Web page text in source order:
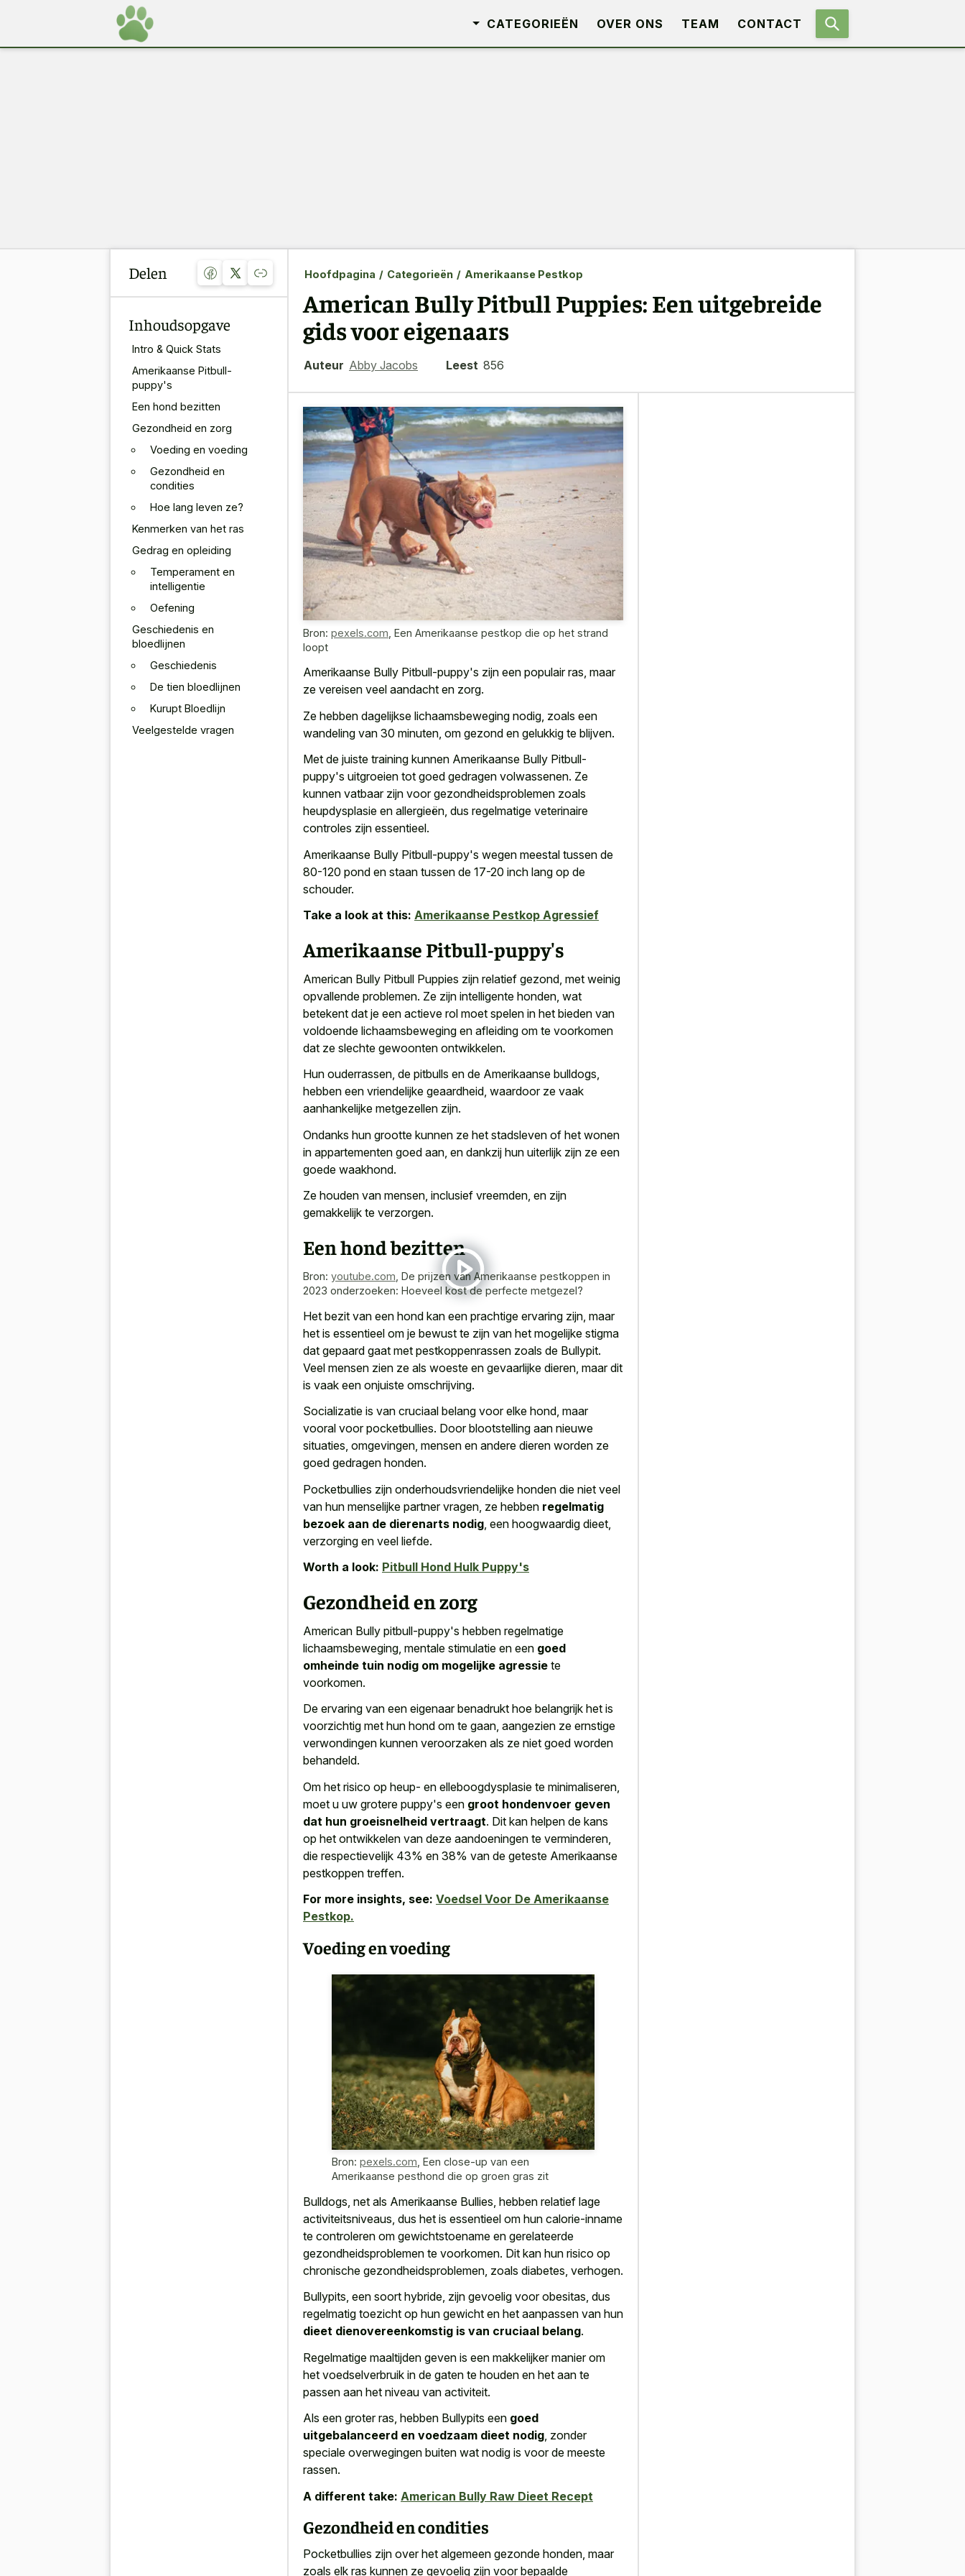
CATEGORIEËN OVER ONS TEAM CONTACT
Delen
Inhoudsopgave
Intro & Quick Stats
Amerikaanse Pitbull-
puppy's
Een hond bezitten
Gezondheid en zorg
Voeding en voeding
Gezondheid en
condities
Hoe lang leven ze?
Kenmerken van het ras
Gedrag en opleiding
Temperament en
intelligentie
Oefening
Geschiedenis en
bloedlijnen
Geschiedenis
De tien bloedlijnen
Kurupt Bloedlijn
Veelgestelde vragen
Hoofdpagina / Categorieën / Amerikaanse Pestkop
American Bully Pitbull Puppies: Een uitgebreide
gids voor eigenaars
Auteur Abby Jacobs Leest 856
Bron: pexels.com Een Amerikaanse pestkop die op het strand
loopt
Amerikaanse Bully Pitbull-puppy's zijn een populair ras, maar
ze vereisen veel aandacht en zorg.
Ze hebben dagelijkse lichaamsbeweging nodig, zoals een
wandeling van 30 minuten, om gezond en gelukkig te blijven.
Met de juiste training kunnen Amerikaanse Bully Pitbull-
puppy's uitgroeien tot goed gedragen volwassenen. Ze
kunnen vatbaar zijn voor gezondheidsproblemen zoals
heupdysplasie en allergieën, dus regelmatige veterinaire
controles zijn essentieel.
Amerikaanse Bully Pitbull-puppy's wegen meestal tussen de
80-120 pond en staan tussen de 17-20 inch lang op de
schouder.
Take a look at this: Amerikaanse Pestkop Agressief
Amerikaanse Pitbull-puppy's
American Bully Pitbull Puppies zijn relatief gezond, met weinig
opvallende problemen. Ze zijn intelligente honden, wat
betekent dat je een actieve rol moet spelen in het bieden van
voldoende lichaamsbeweging en afleiding om te voorkomen
dat ze slechte gewoonten ontwikkelen.
Hun ouderrassen, de pitbulls en de Amerikaanse bulldogs,
hebben een vriendelijke geaardheid, waardoor ze vaak
aanhankelijke metgezellen zijn.
Ondanks hun grootte kunnen ze het stadsleven of het wonen
in appartementen goed aan, en dankzij hun uiterlijk zijn ze een
goede waakhond.
Ze houden van mensen, inclusief vreemden, en zijn
gemakkelijk te verzorgen.
Een hond bezitten
Bron: youtube.com De prijzen van Amerikaanse pestkoppen in
2023 onderzoeken: Hoeveel kost de perfecte metgezel?
Het bezit van een hond kan een prachtige ervaring zijn, maar
het is essentieel om je bewust te zijn van het mogelijke stigma
dat gepaard gaat met pestkoppenrassen zoals de Bullypit.
Veel mensen zien ze als woeste en gevaarlijke dieren, maar dit
is vaak een onjuiste omschrijving.
Socializatie is van cruciaal belang voor elke hond, maar
vooral voor pocketbullies. Door blootstelling aan nieuwe
situaties, omgevingen, mensen en andere dieren worden ze
goed gedragen honden.
Pocketbullies zijn onderhoudsvriendelijke honden die niet veel
van hun menselijke partner vragen, ze hebben regelmatig
bezoek aan de dierenarts nodig , een hoogwaardig dieet,
verzorging en veel liefde.
Worth a look: Pitbull Hond Hulk Puppy's
Gezondheid en zorg
American Bully pitbull-puppy's hebben regelmatige
lichaamsbeweging, mentale stimulatie en een goed
omheinde tuin nodig om mogelijke agressie te
voorkomen.
De ervaring van een eigenaar benadrukt hoe belangrijk het is
voorzichtig met hun hond om te gaan, aangezien ze ernstige
verwondingen kunnen veroorzaken als ze niet goed worden
behandeld.
Om het risico op heup- en elleboogdysplasie te minimaliseren,
moet u uw grotere puppy's een groot hondenvoer geven
dat hun groeisnelheid vertraagt. Dit kan helpen de kans
op het ontwikkelen van deze aandoeningen te verminderen,
die respectievelijk 43% en 38% van de geteste Amerikaanse
pestkoppen treffen.
For more insights, see: Voedsel Voor De Amerikaanse
Pestkop.
Voeding en voeding
Bron: pexels.com, Een close-up van een
Amerikaanse pesthond die op groen gras zit
Bulldogs, net als Amerikaanse Bullies, hebben relatief lage
activiteitsniveaus, dus het is essentieel om hun calorie-inname
te controleren om gewichtstoename en gerelateerde
gezondheidsproblemen te voorkomen. Dit kan hun risico op
chronische gezondheidsproblemen, zoals diabetes, verhogen.
Bullypits, een soort hybride, zijn gevoelig voor obesitas, dus
regelmatig toezicht op hun gewicht en het aanpassen van hun
dieet dienovereenkomstig is van cruciaal belang.
Regelmatige maaltijden geven is een makkelijker manier om
het voedselverbruik in de gaten te houden en het aan te
passen aan het niveau van activiteit.
Als een groter ras, hebben Bullypits een goed
uitgebalanceerd en voedzaam dieet nodig, zonder
speciale overwegingen buiten wat nodig is voor de meeste
rassen.
A different take: American Bully Raw Dieet Recept
Gezondheid en condities
Pocketbullies zijn over het algemeen gezonde honden, maar
zoals elk ras kunnen ze gevoelig zijn voor bepaalde